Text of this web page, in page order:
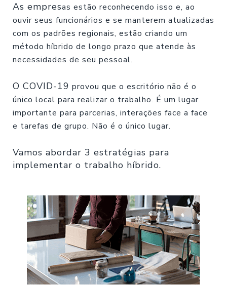
As empresas estão reconhecendo isso e, ao
ouvir seus funcionários e se manterem atualizadas
com os padrões regionais, estão criando um
método híbrido de longo prazo que atende às
necessidades de seu pessoal.
O COVID-19 provou que o escritório não é o
único local para realizar o trabalho. É um lugar
importante para parcerias, interações face a face
e tarefas de grupo. Não é o único lugar.
Vamos abordar 3 estratégias para
implementar o trabalho híbrido.